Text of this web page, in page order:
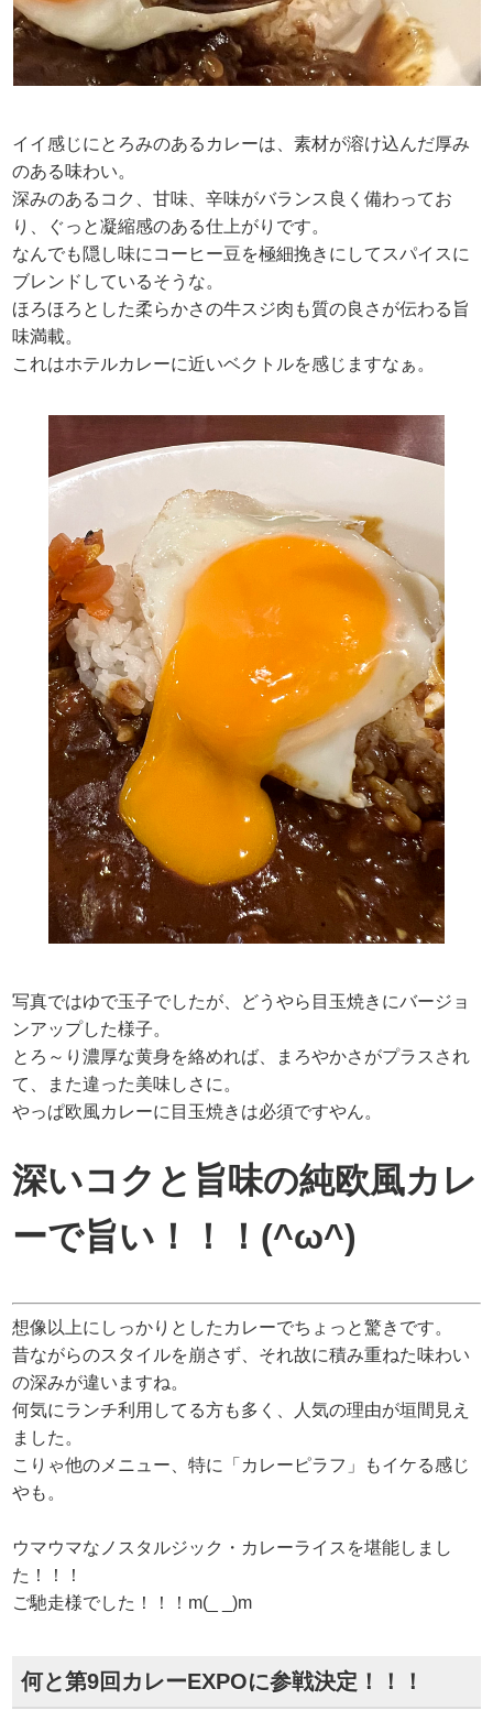
イイ感じにとろみのあるカレーは、素材が溶け込んだ厚み
のある味わい。
深みのあるコク、甘味、辛味がバランス良く備わってお
り、ぐっと凝縮感のある仕上がりです。
なんでも隠し味にコーヒー豆を極細挽きにしてスパイスに
ブレンドしているそうな。
ほろほろとした柔らかさの牛スジ肉も質の良さが伝わる旨
味満載。
これはホテルカレーに近いベクトルを感じますなぁ。
写真ではゆで玉子でしたが、どうやら目玉焼きにバージョ
ンアップした様子。
とろ～り濃厚な黄身を絡めれば、まろやかさがプラスされ
て、また違った美味しさに。
やっぱ欧風カレーに目玉焼きは必須ですやん。
深いコクと旨味の純欧風カレ
ーで旨い！！！(^ω^)
想像以上にしっかりとしたカレーでちょっと驚きです。
昔ながらのスタイルを崩さず、それ故に積み重ねた味わい
の深みが違いますね。
何気にランチ利用してる方も多く、人気の理由が垣間見え
ました。
こりゃ他のメニュー、特に「カレーピラフ」もイケる感じ
やも。
ウマウマなノスタルジック・カレーライスを堪能しまし
た！！！
ご馳走様でした！！！m(_ _)m
何と第9回カレーEXPOに参戦決定！！！